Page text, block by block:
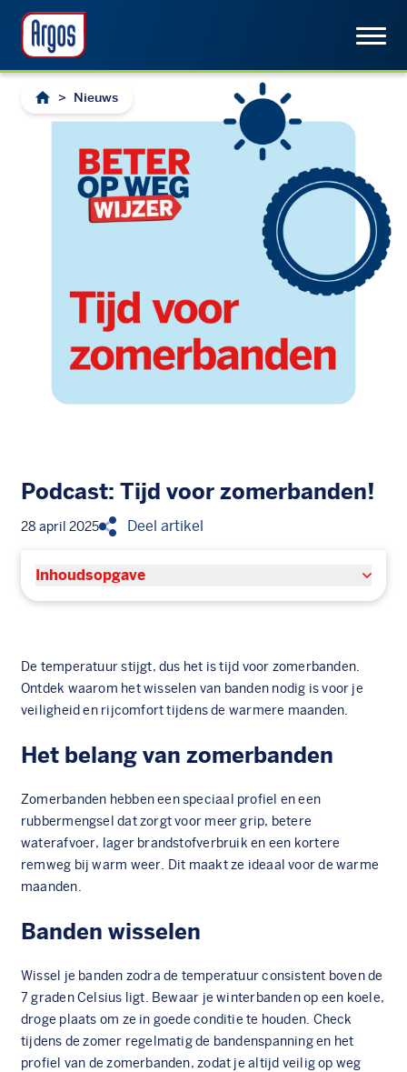
> Nieuws
Podcast: Tijd voor zomerbanden!
28 april 2025 Deel artikel
Inhoudsopgave
De temperatuur stijgt, dus het is tijd voor zomerbanden.
Ontdek waarom het wisselen van banden nodig is voor je
veiligheid en rijcomfort tijdens de warmere maanden.
Het belang van zomerbanden
Zomerbanden hebben een speciaal profiel en een
rubbermengsel dat zorgt voor meer grip, betere
waterafvoer, lager brandstofverbruik en een kortere
remweg bij warm weer. Dit maakt ze ideaal voor de warme
maanden.
Banden wisselen
Wissel je banden zodra de temperatuur consistent boven de
7 graden Celsius ligt. Bewaar je winterbanden op een koele,
droge plaats om ze in goede conditie te houden. Check
tijdens de zomer regelmatig de bandenspanning en het
profiel van de zomerbanden, zodat je altijd veilig op weg